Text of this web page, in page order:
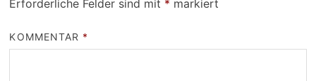
Erforderliche Felder sind mit * markiert
KOMMENTAR *